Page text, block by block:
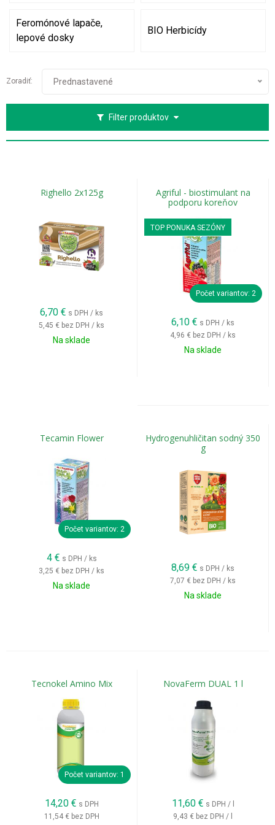
Feromónové lapače,
lepové dosky
BIO Herbicídy
Filter produktov
Zoradiť: Prednastavené
Righello 2x125g
6,70 € s DPH / ks
5,45 € bez DPH / ks
Na sklade
Agriful - biostimulant na
podporu koreňov
TOP PONUKA SEZÓNY
Počet variantov: 2
6,10 € s DPH / ks
4,96 € bez DPH / ks
Na sklade
Tecamin Flower
Počet variantov: 2
4 € s DPH / ks
3,25 € bez DPH / ks
Na sklade
Hydrogenuhličitan sodný 350
g
8,69 € s DPH / ks
7,07 € bez DPH / ks
Na sklade
Tecnokel Amino Mix
Počet variantov: 1
14,20 € s DPH
11,54 € bez DPH
NovaFerm DUAL 1 l
11,60 € s DPH / l
9,43 € bez DPH / l